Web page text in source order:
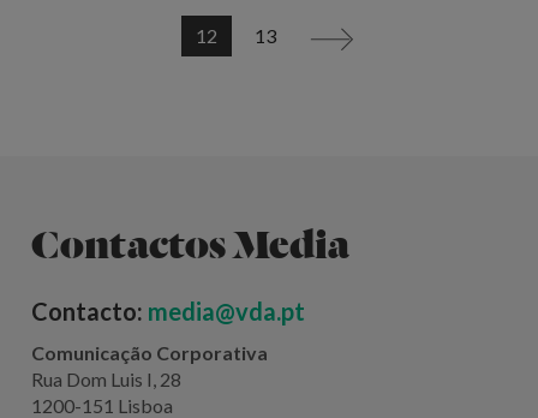
12 13 >
Contactos Media
Contacto: media@vda.pt
Comunicação Corporativa
Rua Dom Luis I, 28
1200-151 Lisboa